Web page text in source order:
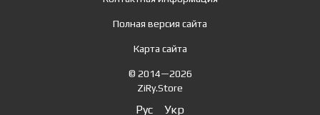
Полная версия сайта
Карта сайта
© 2014—2026
ZiRy.Store
Рус Укр